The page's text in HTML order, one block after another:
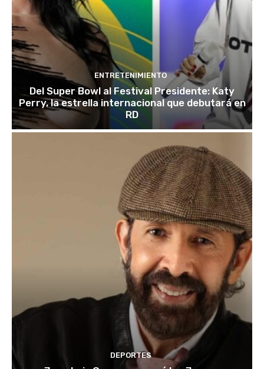
ENTRETENIMIENTO
Del Super Bowl al Festival Presidente: Katy
Perry, la estrella internacional que debutará en
RD
DEPORTES